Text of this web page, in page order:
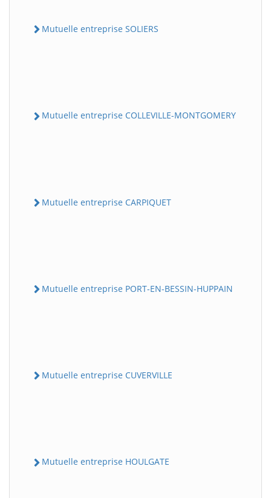
Mutuelle entreprise SOLIERS
Mutuelle entreprise COLLEVILLE-MONTGOMERY
Mutuelle entreprise CARPIQUET
Mutuelle entreprise PORT-EN-BESSIN-HUPPAIN
Mutuelle entreprise CUVERVILLE
Mutuelle entreprise HOULGATE